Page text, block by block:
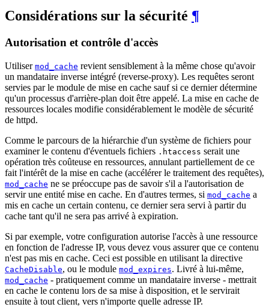
Considérations sur la sécurité ¶
Autorisation et contrôle d'accès
Utiliser mod_cache revient sensiblement à la même chose qu'avoir
un mandataire inverse intégré (reverse-proxy). Les requêtes seront
servies par le module de mise en cache sauf si ce dernier détermine
qu'un processus d'arrière-plan doit être appelé. La mise en cache de
ressources locales modifie considérablement le modèle de sécurité
de httpd.
Comme le parcours de la hiérarchie d'un système de fichiers pour
examiner le contenu d'éventuels fichiers .htaccess serait une
opération très coûteuse en ressources, annulant partiellement de ce
fait l'intérêt de la mise en cache (accélérer le traitement des requêtes),
mod_cache ne se préoccupe pas de savoir s'il a l'autorisation de
servir une entité mise en cache. En d'autres termes, si mod_cache a
mis en cache un certain contenu, ce dernier sera servi à partir du
cache tant qu'il ne sera pas arrivé à expiration.
Si par exemple, votre configuration autorise l'accès à une ressource
en fonction de l'adresse IP, vous devez vous assurer que ce contenu
n'est pas mis en cache. Ceci est possible en utilisant la directive
CacheDisable, ou le module mod_expires. Livré à lui-même,
mod_cache - pratiquement comme un mandataire inverse - mettrait
en cache le contenu lors de sa mise à disposition, et le servirait
ensuite à tout client, vers n'importe quelle adresse IP.